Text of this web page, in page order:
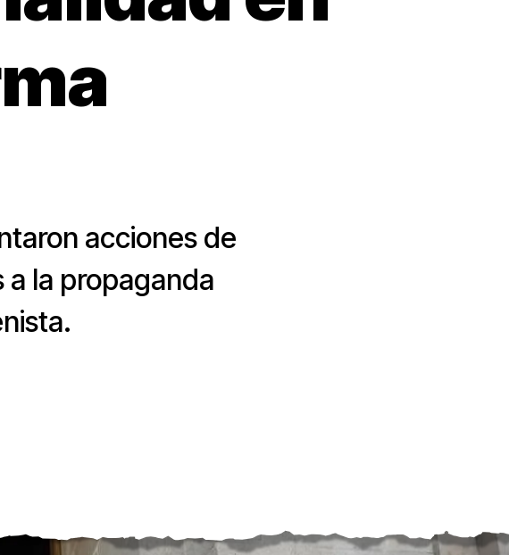
acciones de
la propaganda